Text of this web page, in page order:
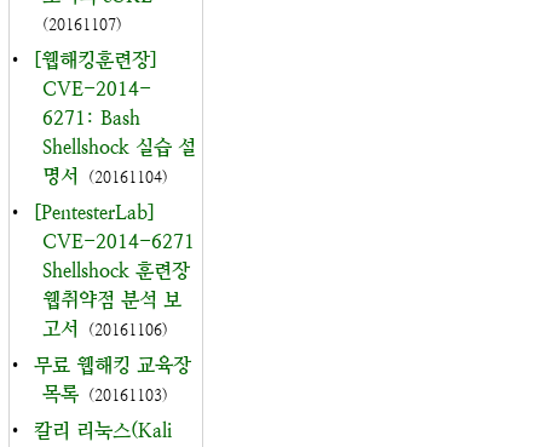
(20161107)
•
[웹해킹훈련장]
CVE-2014-
6271: Bash
Shellshock 실습 설
명서
(20161104)
•
[PentesterLab]
CVE-2014-6271
Shellshock 훈련장
웹취약점 분석 보
고서
(20161106)
•
무료 웹해킹 교육장
목록 (20161103)
•
칼리 리눅스(Kali